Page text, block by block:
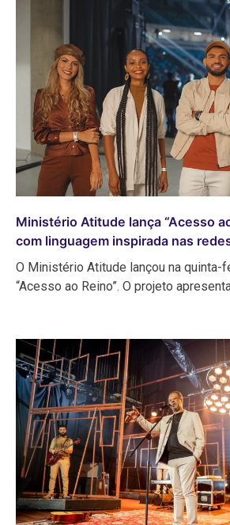
Ministério Atitude lança “Acesso
com linguagem inspirada nas
O Ministério Atitude lançou na quinta-
“Acesso ao Reino”. O projeto